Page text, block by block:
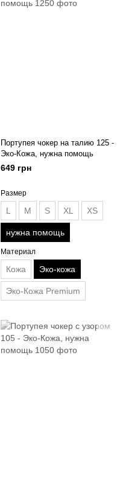
Портупея чокер на талию 125 -
Эко-Кожа, нужна помощь
649 грн
Размер
L M S XL XS
нужна помощь
Материал
Кожа Эко-кожа
Эко-Кожа Premium